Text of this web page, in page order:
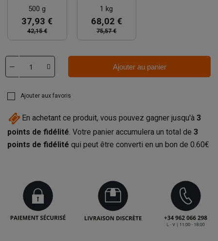
500 g
37,93 €
42,15 €
1 kg
68,02 €
75,57 €
Ajouter au panier
Ajouter aux favoris
En achetant ce produit, vous pouvez gagner jusqu'à 3
points de fidélité. Votre panier accumulera un total de 3
points de fidélité qui peut être converti en un bon de 0.60€